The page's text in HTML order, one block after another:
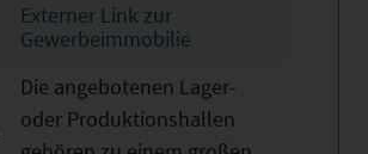
Externer Link zur
Gewerbeimmobilie
Die angebotenen Lager-
oder Produktionshallen